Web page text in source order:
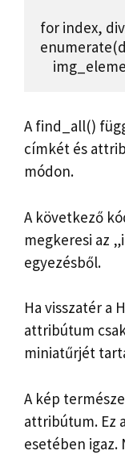
for index,
A find_all()
címkét és
módon.
A következő
megkeresi az
egyezésből.
Ha visszatér a
attribútum
miniatűrjét
A kép
attribútum. Ez
esetében igaz.